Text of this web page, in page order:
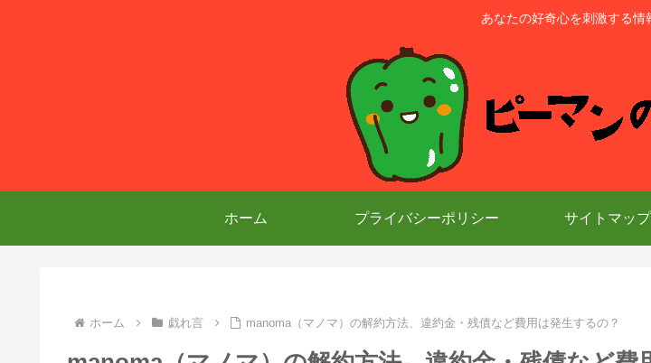
あなたの好奇心を刺激する情
ホーム プライバシーポリシー サイトマップ
ホーム 戯れ言 manoma（マノマ）の解約方法、違約金・残債など費用は発生するの？